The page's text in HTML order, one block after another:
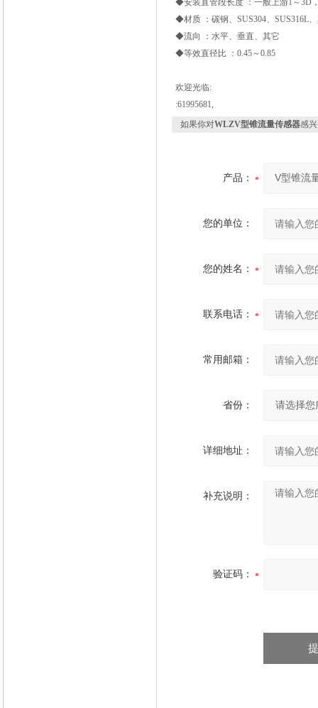
◆安装直管段长度 ：一般上游1～3D
◆材质 ：碳钢、SUS304、SUS316L
◆流向 ：水平、垂直、其它
◆等效直径比 ：0.45～0.85
欢迎光临:
:61995681,
如果你对WLZV型锥流量传感器感
产品：
您的单位：
您的姓名：
联系电话：
常用邮箱：
省份：
详细地址：
补充说明：
验证码：